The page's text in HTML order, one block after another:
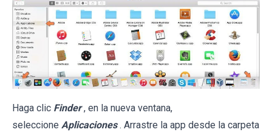
Haga clic Finder , en la nueva ventana,
seleccione Aplicaciones . Arrastre la app desde la carpeta